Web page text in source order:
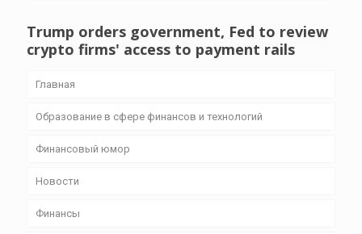
Trump orders government, Fed to review
crypto firms' access to payment rails
Главная
Образование в сфере финансов и технологий
Финансовый юмор
Новости
Финансы